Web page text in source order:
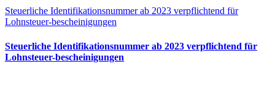
Steuerliche Identifikationsnummer ab 2023 verpflichtend für
Lohnsteuer-bescheinigungen
Steuerliche Identifikationsnummer ab 2023 verpflichtend für
Lohnsteuer-bescheinigungen